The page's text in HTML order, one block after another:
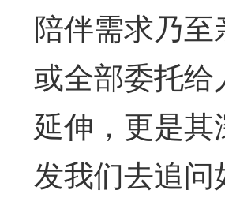
陪伴需求乃
或全部委托
延伸，更是
发我们去追